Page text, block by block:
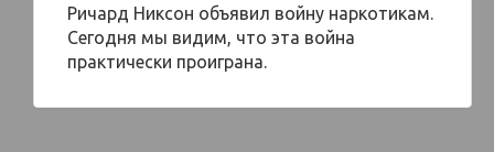
Ричард Никсон объявил войну наркотикам.
Сегодня мы видим, что эта война
практически проиграна.